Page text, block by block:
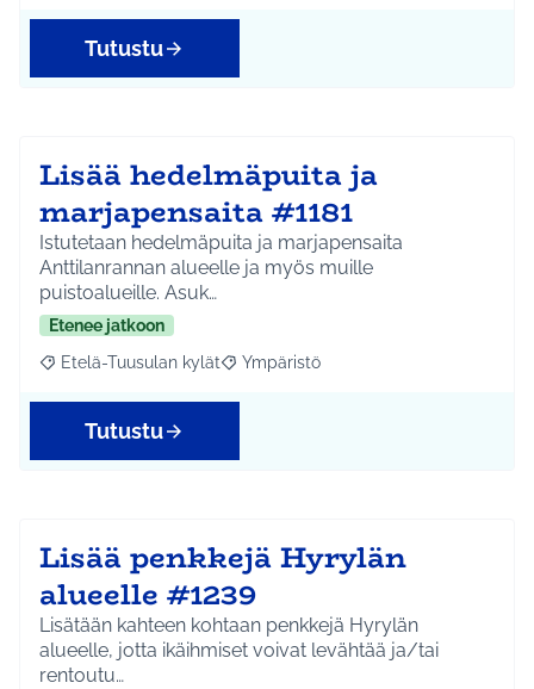
Tutustu
Lisää hedelmäpuita ja
marjapensaita #1181
Istutetaan hedelmäpuita ja marjapensaita
Anttilanrannan alueelle ja myös muille
puistoalueille. Asuk…
Etenee jatkoon
Rajaa tulokset aihepiirin mukaan: Etelä-Tuusulan kylät
Etelä-Tuusulan kylät Rajaa tulokset teeman mukaan:
Ympäristö
Tutustu
Lisää penkkejä Hyrylän
alueelle #1239
Lisätään kahteen kohtaan penkkejä Hyrylän
alueelle, jotta ikäihmiset voivat levähtää ja/tai
rentoutu…